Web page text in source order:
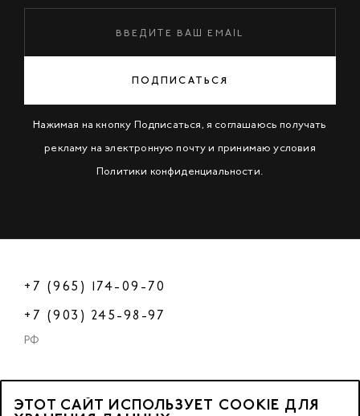
ПОДПИСАТЬСЯ
Нажимая на кнопку Подписаться, я соглашаюсь получать
рекламу на электронную почту и принимаю условия
Политики конфиденциальности.
+7 (965) 174-09-70
+7 (903) 245-98-97
РФ
2023 © OOO «Нейл Профешнл».
ЭТОТ САЙТ ИСПОЛЬЗУЕТ COOKIE ДЛЯ